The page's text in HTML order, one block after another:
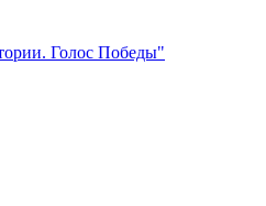
Голос Победы"